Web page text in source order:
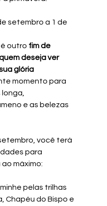
setembro a 1 de
outro fim de
deseja ver
glória
momento para
e as belezas
você terá
para
máximo:
pelas trilhas
Chapéu do Bispo e